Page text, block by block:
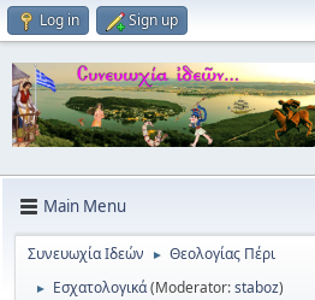
Log in Sign up
Main Menu
Συνευωχία Ιδεών ► Θεολογίας Πέρι
► Εσχατολογικά(Moderator:staboz)